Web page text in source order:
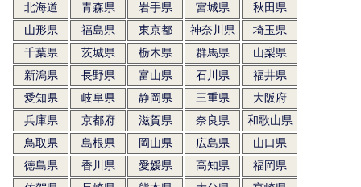
北海道 青森県 岩手県 宮城県
秋田県
山形県
福島県 東京都 神奈川県
埼玉県
千葉県
茨城県 栃木県 群馬県
山梨県
新潟県
長野県 富山県 石川県
福井県
愛知県
岐阜県 静岡県 三重県
大阪府
兵庫県
京都府 滋賀県 奈良県
和歌山県
鳥取県
島根県 岡山県 広島県
山口県
徳島県
香川県 愛媛県 高知県
福岡県